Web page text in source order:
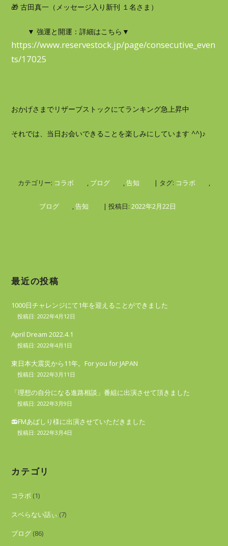
🎁 古田真一（メッセージ入り新刊 １名さま）
▼ 強運と開運：詳細はこちら▼
https://www.reservestock.jp/page/consecutive_even
ts/17025
おかげさまでリザーブストックにてランキング急上昇中
それでは、当日お会いできることを楽しみにしています ^^)♪
カテゴリー: コラボ , ブログ ,告知 | タグ: コラボ ,
ブログ ,告知 | 投稿日: 2022年2月22日
最近の投稿
1000日チャレンジにて1年を迎えることができました
2022年4月12日
April Dream 2022.4.1
2022年4月1日
東日本大震災から11年。For you for JAPAN
2022年3月11日
「理想の自分になる進路相談」番組に出演させて頂きました
2022年3月9日
📻FMあばしり様に出演させていただきました
2022年3月4日
カテゴリ
コラボ (1)
スベらない話ぃ (7)
ブログ (86)